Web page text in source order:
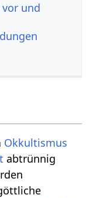
und
Okkultismus
abtrünnig